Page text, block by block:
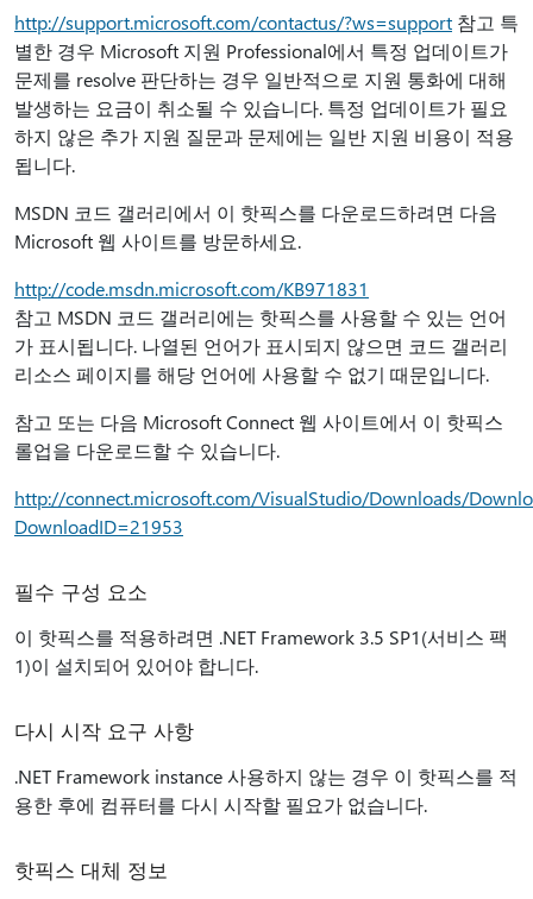
http://support.microsoft.com/contactus/?ws=support 참고 특
별한 경우 Microsoft 지원 Professional에서 특정 업데이트가
문제를 resolve 판단하는 경우 일반적으로 지원 통화에 대해
발생하는 요금이 취소될 수 있습니다. 특정 업데이트가 필요
하지 않은 추가 지원 질문과 문제에는 일반 지원 비용이 적용
됩니다.
MSDN 코드 갤러리에서 이 핫픽스를 다운로드하려면 다음
Microsoft 웹 사이트를 방문하세요.
http://code.msdn.microsoft.com/KB971831
참고 MSDN 코드 갤러리에는 핫픽스를 사용할 수 있는 언어
가 표시됩니다. 나열된 언어가 표시되지 않으면 코드 갤러리
리소스 페이지를 해당 언어에 사용할 수 없기 때문입니다.
참고 또는 다음 Microsoft Connect 웹 사이트에서 이 핫픽스
롤업을 다운로드할 수 있습니다.
http://connect.microsoft.com/VisualStudio/Downloads/
DownloadID=21953
필수 구성 요소
이 핫픽스를 적용하려면 .NET Framework 3.5 SP1(서비스 팩
1)이 설치되어 있어야 합니다.
다시 시작 요구 사항
.NET Framework instance 사용하지 않는 경우 이 핫픽스를 적
용한 후에 컴퓨터를 다시 시작할 필요가 없습니다.
핫픽스 대체 정보